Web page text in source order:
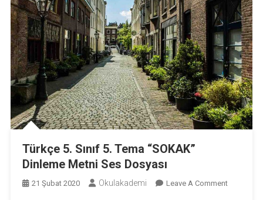
Türkçe 5. Sınıf 5. Tema “SOKAK”
Dinleme Metni Ses Dosyası
21 Şubat 2020 Okulakademi Leave A CommentOn